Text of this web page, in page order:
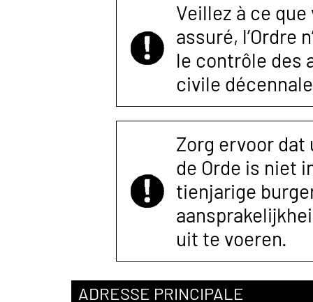
Veillez à ce
assuré, l’Ordre
le contrôle des
civile
Zorg ervoor
de Orde is niet
tienjarige
uit te voeren.
ADRESSE PRINCIPALE